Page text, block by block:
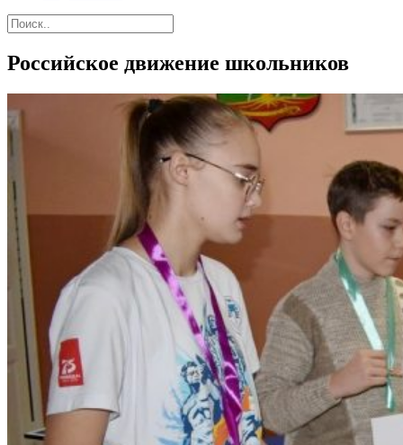
Российское движение школьников